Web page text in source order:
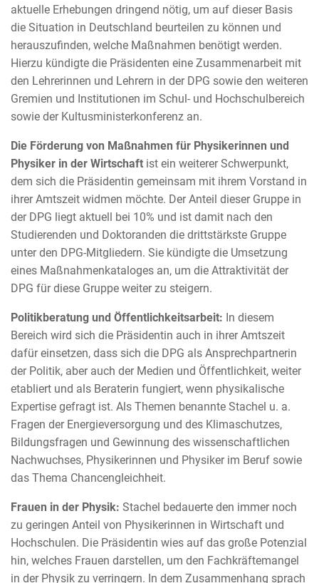
aktuelle Erhebungen dringend nötig, um auf dieser Basis
die Situation in Deutschland beurteilen zu können und
herauszufinden, welche Maßnahmen benötigt werden.
Hierzu kündigte die Präsidenten eine Zusammenarbeit mit
den Lehrerinnen und Lehrern in der DPG sowie den weiteren
Gremien und Institutionen im Schul- und Hochschulbereich
sowie der Kultusministerkonferenz an.
Die Förderung von Maßnahmen für Physikerinnen und
Physiker in der Wirtschaft ist ein weiterer Schwerpunkt,
dem sich die Präsidentin gemeinsam mit ihrem Vorstand in
ihrer Amtszeit widmen möchte. Der Anteil dieser Gruppe in
der DPG liegt aktuell bei 10% und ist damit nach den
Studierenden und Doktoranden die drittstärkste Gruppe
unter den DPG-Mitgliedern. Sie kündigte die Umsetzung
eines Maßnahmenkataloges an, um die Attraktivität der
DPG für diese Gruppe weiter zu steigern.
Politikberatung und Öffentlichkeitsarbeit: In diesem
Bereich wird sich die Präsidentin auch in ihrer Amtszeit
dafür einsetzen, dass sich die DPG als Ansprechpartnerin
der Politik, aber auch der Medien und Öffentlichkeit, weiter
etabliert und als Beraterin fungiert, wenn physikalische
Expertise gefragt ist. Als Themen benannte Stachel u. a.
Fragen der Energieversorgung und des Klimaschutzes,
Bildungsfragen und Gewinnung des wissenschaftlichen
Nachwuchses, Physikerinnen und Physiker im Beruf sowie
das Thema Chancengleichheit.
Frauen in der Physik: Stachel bedauerte den immer noch
zu geringen Anteil von Physikerinnen in Wirtschaft und
Hochschulen. Die Präsidentin wies auf das große Potenzial
hin, welches Frauen darstellen, um den Fachkräftemangel
in der Physik zu verringern. In dem Zusammenhang sprach